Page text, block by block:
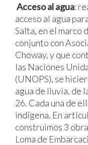
Acceso al agua:
acceso al agua
Salta, en el marco
conjunto con
Choway, y que
las Naciones
(UNOPS), se
agua de lluvia, de
26. Cada una de
indígena. En
construimos 3
Loma de